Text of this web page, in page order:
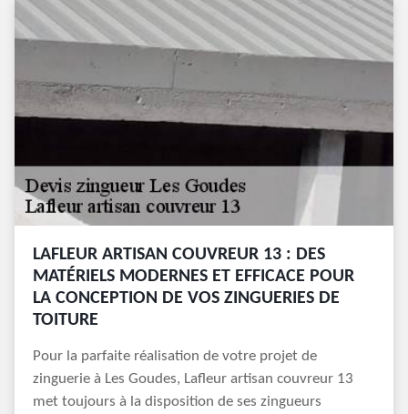
LAFLEUR ARTISAN COUVREUR 13 : DES
MATÉRIELS MODERNES ET EFFICACE POUR
LA CONCEPTION DE VOS ZINGUERIES DE
TOITURE
Pour la parfaite réalisation de votre projet de
zinguerie à Les Goudes, Lafleur artisan couvreur 13
met toujours à la disposition de ses zingueurs